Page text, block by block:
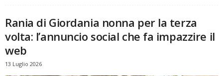
Rania di Giordania nonna per la terza
volta: l’annuncio social che fa impazzire il
web
13 Luglio 2026